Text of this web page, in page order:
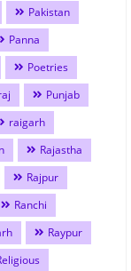
Pakistan
Panna
Poetries
Punjab
raigarh
Rajastha
Rajpur
Ranchi
Raypur